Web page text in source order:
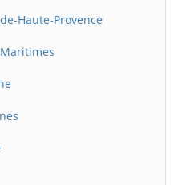
Haute-Provence